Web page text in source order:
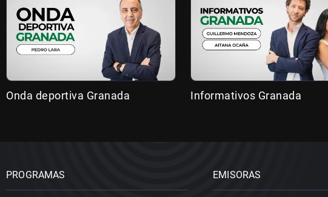
Onda deportiva Granada Informativos Granada
PROGRAMAS EMISORAS